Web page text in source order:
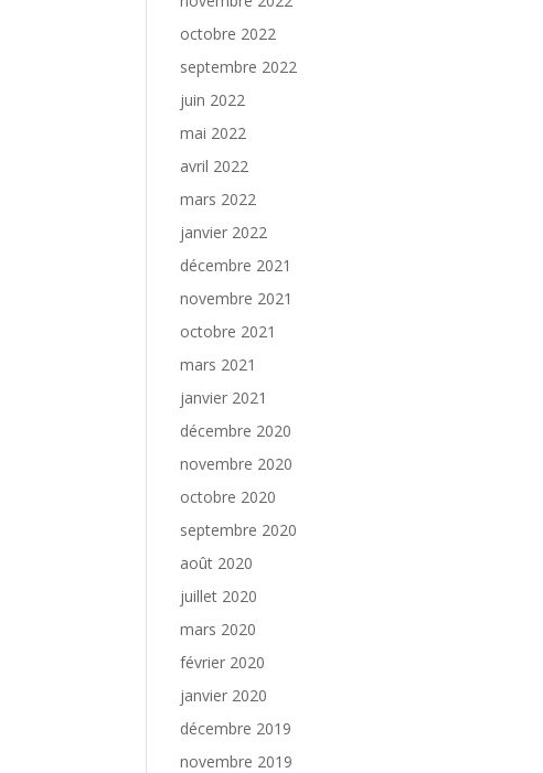
octobre 2022
septembre 2022
juin 2022
mai 2022
avril 2022
mars 2022
janvier 2022
décembre 2021
novembre 2021
octobre 2021
mars 2021
janvier 2021
décembre 2020
novembre 2020
octobre 2020
septembre 2020
août 2020
juillet 2020
mars 2020
février 2020
janvier 2020
décembre 2019
novembre 2019